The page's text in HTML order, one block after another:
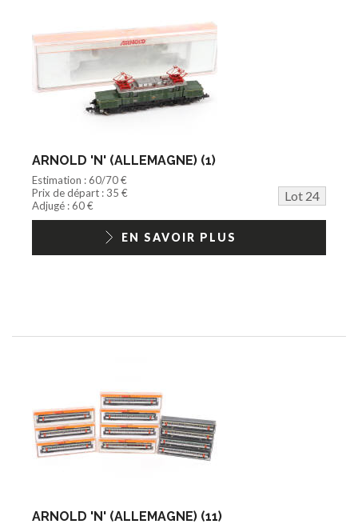
ARNOLD 'N' (ALLEMAGNE) (1)
Estimation : 60/70 €
Prix de départ : 35 €
Lot 24
Adjugé : 60 €
EN SAVOIR PLUS
ARNOLD 'N' (ALLEMAGNE) (11)